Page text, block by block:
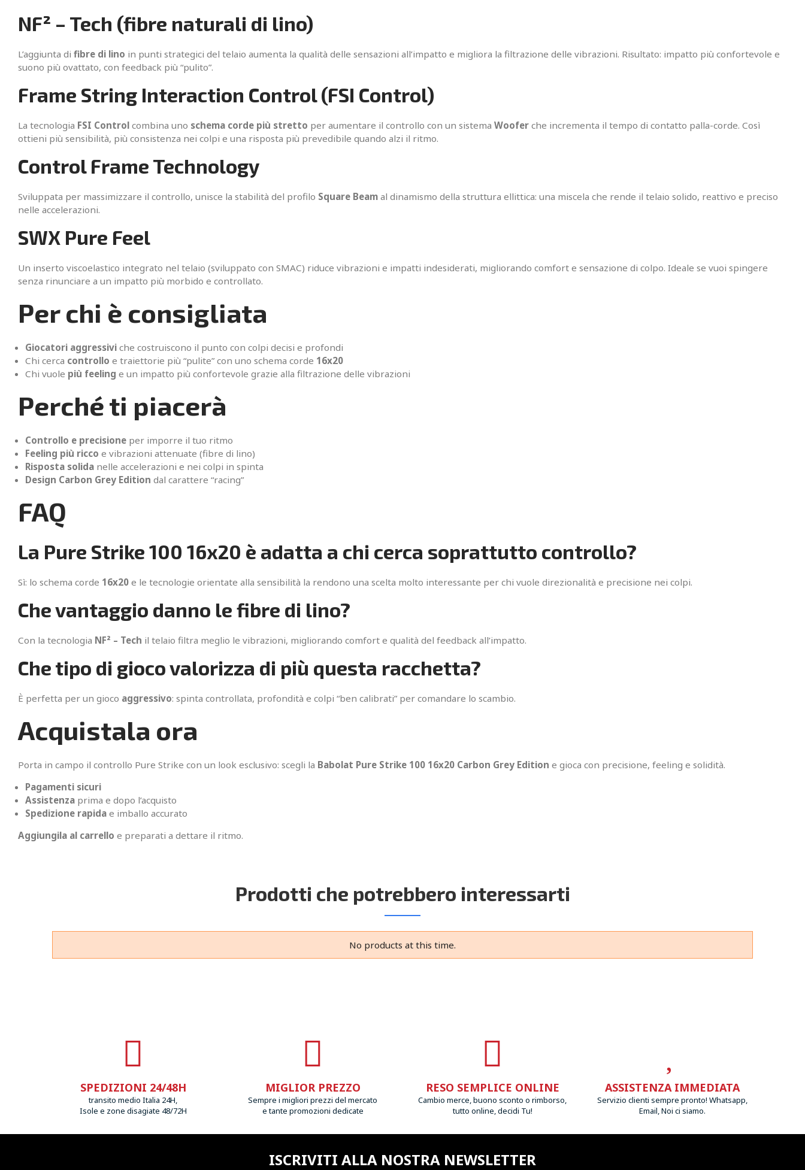
NF² – Tech (fibre naturali di lino)
L’aggiunta di fibre di lino in punti strategici del telaio aumenta la qualità delle sensazioni all’impatto e migliora la filtrazione delle vibrazioni. Risultato: impatto più confortevole e
suono più ovattato, con feedback più “pulito”.
Frame String Interaction Control (FSI Control)
La tecnologia FSI Control combina uno schema corde più stretto per aumentare il controllo con un sistema Woofer che incrementa il tempo di contatto palla-corde. Così
ottieni più sensibilità, più consistenza nei colpi e una risposta più prevedibile quando alzi il ritmo.
Control Frame Technology
Sviluppata per massimizzare il controllo, unisce la stabilità del profilo Square Beam al dinamismo della struttura ellittica: una miscela che rende il telaio solido, reattivo e preciso
nelle accelerazioni.
SWX Pure Feel
Un inserto viscoelastico integrato nel telaio (sviluppato con SMAC) riduce vibrazioni e impatti indesiderati, migliorando comfort e sensazione di colpo. Ideale se vuoi spingere
senza rinunciare a un impatto più morbido e controllato.
Per chi è consigliata
Giocatori aggressivi che costruiscono il punto con colpi decisi e profondi
Chi cerca controllo e traiettorie più “pulite” con uno schema corde 16x20
Chi vuole più feeling e un impatto più confortevole grazie alla filtrazione delle vibrazioni
Perché ti piacerà
Controllo e precisione per imporre il tuo ritmo
Feeling più ricco e vibrazioni attenuate (fibre di lino)
Risposta solida nelle accelerazioni e nei colpi in spinta
Design Carbon Grey Edition dal carattere “racing”
FAQ
La Pure Strike 100 16x20 è adatta a chi cerca soprattutto controllo?
Sì: lo schema corde 16x20 e le tecnologie orientate alla sensibilità la rendono una scelta molto interessante per chi vuole direzionalità e precisione nei colpi.
Che vantaggio danno le fibre di lino?
Con la tecnologia NF² – Tech il telaio filtra meglio le vibrazioni, migliorando comfort e qualità del feedback all’impatto.
Che tipo di gioco valorizza di più questa racchetta?
È perfetta per un gioco aggressivo: spinta controllata, profondità e colpi “ben calibrati” per comandare lo scambio.
Acquistala ora
Porta in campo il controllo Pure Strike con un look esclusivo: scegli la Babolat Pure Strike 100 16x20 Carbon Grey Edition e gioca con precisione, feeling e solidità.
Pagamenti sicuri
Assistenza prima e dopo l’acquisto
Spedizione rapida e imballo accurato
Aggiungila al carrello e preparati a dettare il ritmo.
Prodotti che potrebbero interessarti
No products at this time.
SPEDIZIONI 24/48H
transito medio Italia 24H,
Isole e zone disagiate 48/72H
MIGLIOR PREZZO
Sempre i migliori prezzi del mercato
e tante promozioni dedicate
RESO SEMPLICE ONLINE
Cambio merce, buono sconto o rimborso,
tutto online, decidi Tu!
ASSISTENZA IMMEDIATA
Servizio clienti sempre pronto! Whatsapp,
Email, Noi ci siamo.
ISCRIVITI ALLA NOSTRA NEWSLETTER